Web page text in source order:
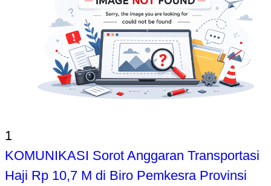
1
KOMUNIKASI Sorot Anggaran Transportasi
Haji Rp 10,7 M di Biro Pemkesra Provinsi